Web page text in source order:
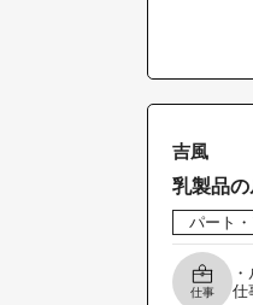
吉風
乳製品
パート
仕事
仕